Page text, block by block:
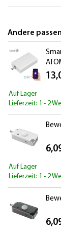
Andere
Auf Lager
Lieferzeit: 1 - 2
Auf Lager
Lieferzeit: 1 - 2